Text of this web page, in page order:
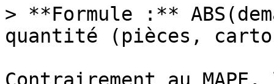
> **Formule :**
quantité (pièces,